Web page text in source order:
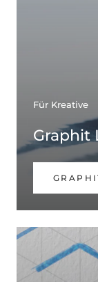
Für Kreative
Graphit